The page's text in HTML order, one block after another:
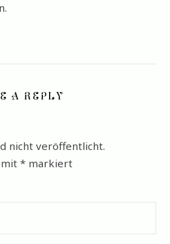
A REPLY
nicht veröffentlicht.
* markiert